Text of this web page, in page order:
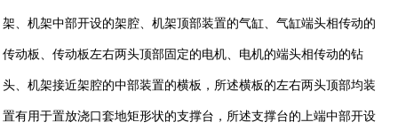
架、机架中部开设的架腔、机架顶部装置的气缸、气缸端头相传动的
传动板、传动板左右两头顶部固定的电机、电机的端头相传动的钻
头、机架接近架腔的中部装置的横板，所述横板的左右两头顶部均装
置有用于置放浇口套地矩形状的支撑台，所述支撑台的上端中部开设